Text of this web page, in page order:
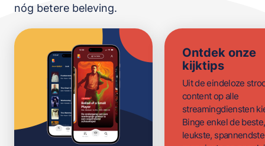
nóg betere beleving.
Ontdek onze
kijktips
Uit de eindeloze
content op alle
streamingdiensten
Binge enkel de beste,
leukste,